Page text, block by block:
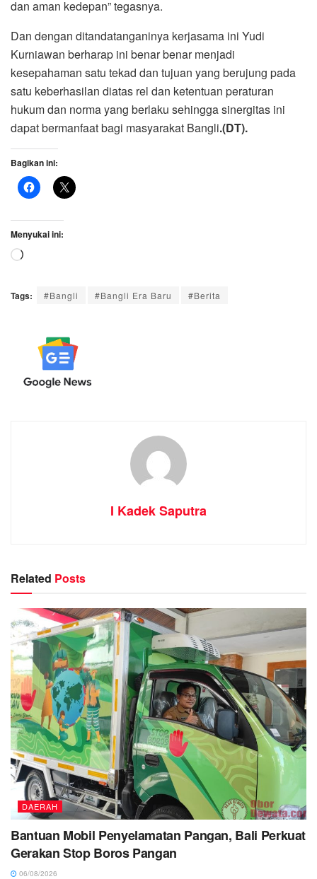
dan aman kedepan” tegasnya.
Dan dengan ditandatanganinya kerjasama ini Yudi
Kurniawan berharap ini benar benar menjadi
kesepahaman satu tekad dan tujuan yang berujung pada
satu keberhasilan diatas rel dan ketentuan peraturan
hukum dan norma yang berlaku sehingga sinergitas ini
dapat bermanfaat bagi masyarakat Bangli.(DT).
Bagikan ini:
Menyukai ini:
Memuat...
Tags: #Bangli #Bangli Era Baru #Berita
I Kadek Saputra
Related Posts
DAERAH
Bantuan Mobil Penyelamatan Pangan, Bali Perkuat
Gerakan Stop Boros Pangan
06/08/2026